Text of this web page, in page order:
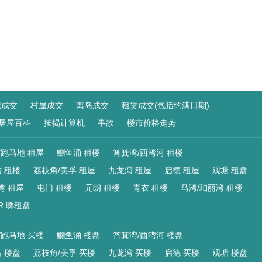
交 村屋成交 离岛成交
租赁成交(包括约满日期)
屋百科
按揭计算机 事故 楼市价格走势
马地 租屋 鰂鱼涌 租楼
筲箕湾/西湾河 租楼
租楼
荔枝角/美孚 租屋 九龙湾 租屋 启德 租屋
观塘 租盘
租屋
屯门 租楼 元朗 租楼 青衣 租楼
马湾/珀丽湾 租楼
睇租盘
马地 买楼 鰂鱼涌 楼盘
筲箕湾/西湾河 楼盘
楼盘
荔枝角/美孚 买楼 九龙湾 买楼 启德 买楼 观塘 楼盘